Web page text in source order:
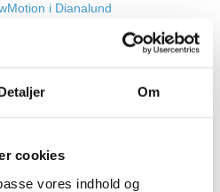
Om
cookies
vores indhold og
i Dianalund